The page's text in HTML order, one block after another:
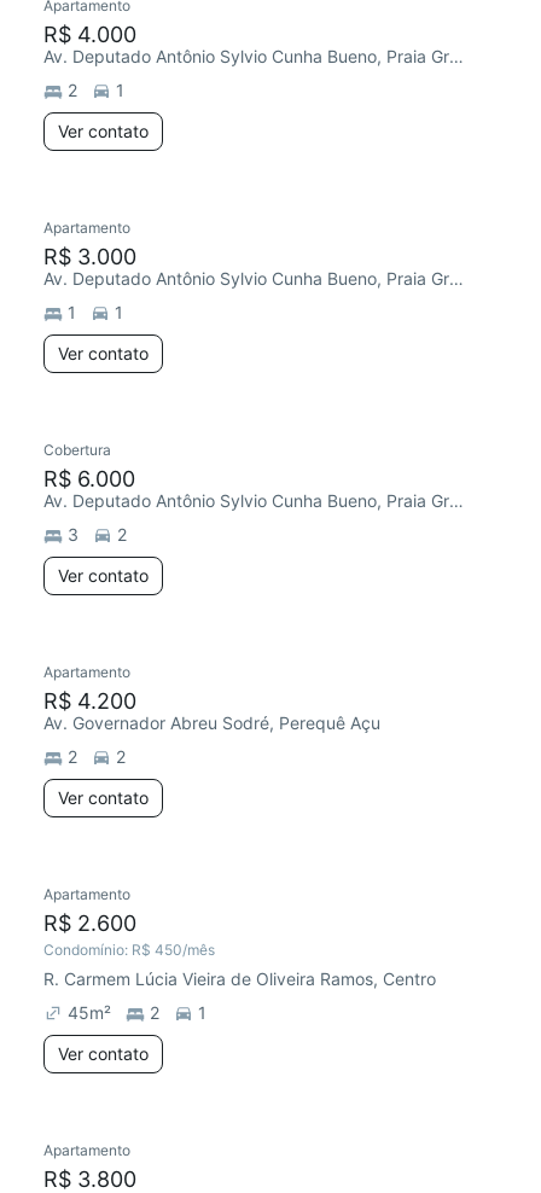
Apartamento
R$ 4.000
Av. Deputado Antônio Sylvio Cunha Bueno, Praia Grande
2
1
Ver contato
Apartamento
R$ 3.000
Av. Deputado Antônio Sylvio Cunha Bueno, Praia Grande
1
1
Ver contato
Cobertura
R$ 6.000
Av. Deputado Antônio Sylvio Cunha Bueno, Praia Grande
3
2
Ver contato
Redecorar
Apartamento
R$ 4.200
Av. Governador Abreu Sodré, Perequê Açu
2
2
Ver contato
Redecorar
Apartamento
R$ 2.600
Condomínio: R$ 450/mês
R. Carmem Lúcia Vieira de Oliveira Ramos, Centro
45m² 2
1
Ver contato
Redecorar
Apartamento
R$ 3.800